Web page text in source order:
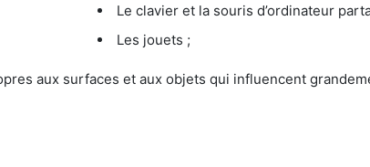
Le clavier et la souris d’ordinateur
Les jouets ;
aux surfaces et aux objets qui influencent